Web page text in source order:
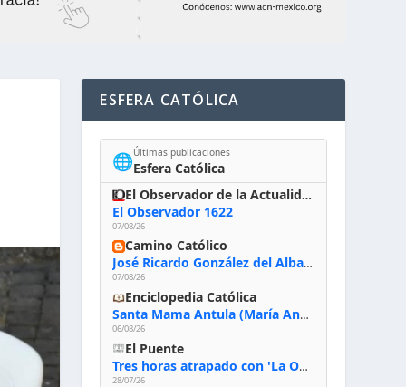
ESFERA CATÓLICA
🌐Últimas publicaciones
Esfera Católica
El Observador de la Actualidad
El Observador 1622
07/08/26
Camino Católico
José Ricardo González del Alba, artista sacro: «Yo oro, hablo con Dios, le pido al Espíritu Santo su inspiración y siempre pinto rezando el rosario para que sea Él quien actúe a través de mis manos»
07/08/26
Enciclopedia Católica
Santa Mama Antula (María Antonia de Paz y Figueroa)
06/08/26
El Puente
Tres horas atrapado con 'La Odisea' de Nolan
28/07/26